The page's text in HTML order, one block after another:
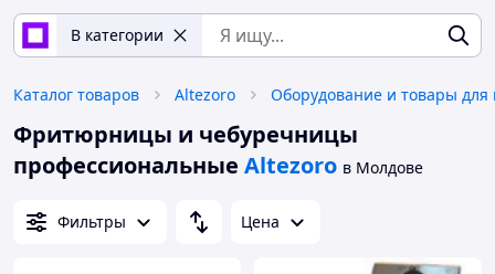
В категории
Каталог товаров Altezoro
Фритюрницы и чебуречницы
профессиональные Altezoro в Молдове
Фильтры Цена